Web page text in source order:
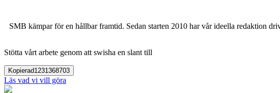
SMB kämpar för en hållbar framtid. Sedan starten 2010 har vår ideella redaktion
Stötta vårt arbete genom att swisha en slant till
Kopierad1231368703
Läs vad vi vill göra